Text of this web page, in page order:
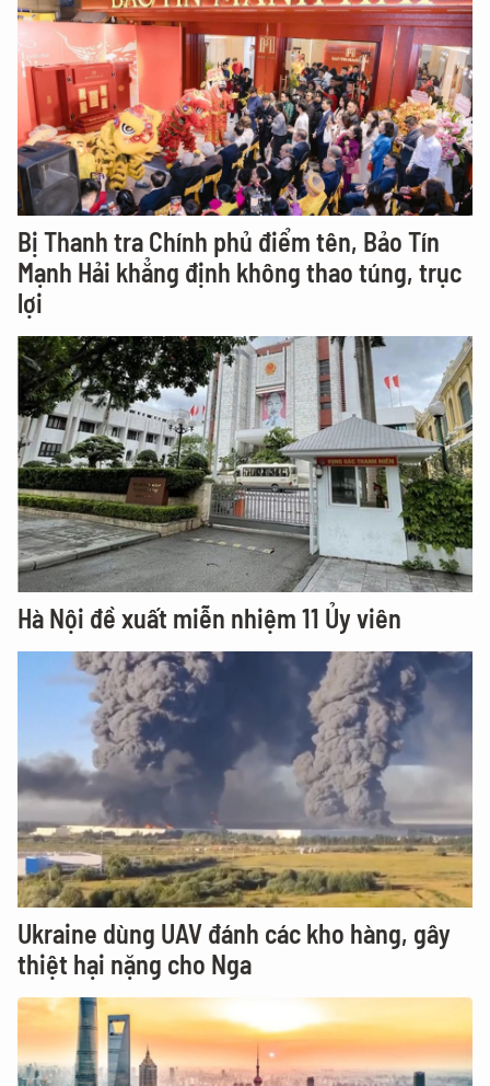
Bị Thanh tra Chính phủ điểm tên, Bảo Tín
Mạnh Hải khẳng định không thao túng, trục
lợi
Hà Nội đề xuất miễn nhiệm 11 Ủy viên
Ukraine dùng UAV đánh các kho hàng, gây
thiệt hại nặng cho Nga